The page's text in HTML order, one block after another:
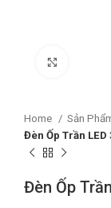
Home Sản
Đèn Ốp Trần LED
Đèn Ốp